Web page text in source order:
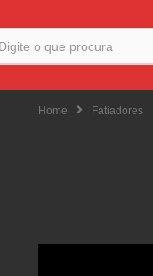
Home Fatiadores